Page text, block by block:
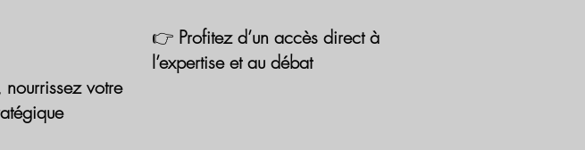
votre
👉 Profitez d’un accès direct à
l’expertise et au débat